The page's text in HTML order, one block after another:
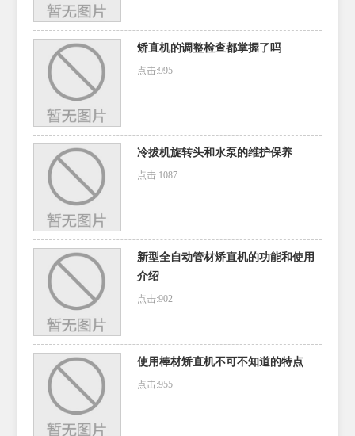
矫直机的调整检查都掌握了吗
点击:995
冷拔机旋转头和水泵的维护保养
点击:1087
新型全自动管材矫直机的功能和使用
介绍
点击:902
使用棒材矫直机不可不知道的特点
点击:955